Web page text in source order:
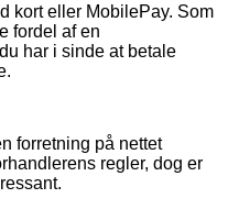
kort eller MobilePay. Som
fordel af en
har i sinde at betale
forretning på nettet
regler, dog er